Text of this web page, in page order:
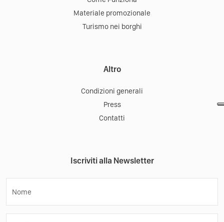
Materiale promozionale
Turismo nei borghi
Altro
Condizioni generali
Press
Contatti
Iscriviti alla Newsletter
Nome